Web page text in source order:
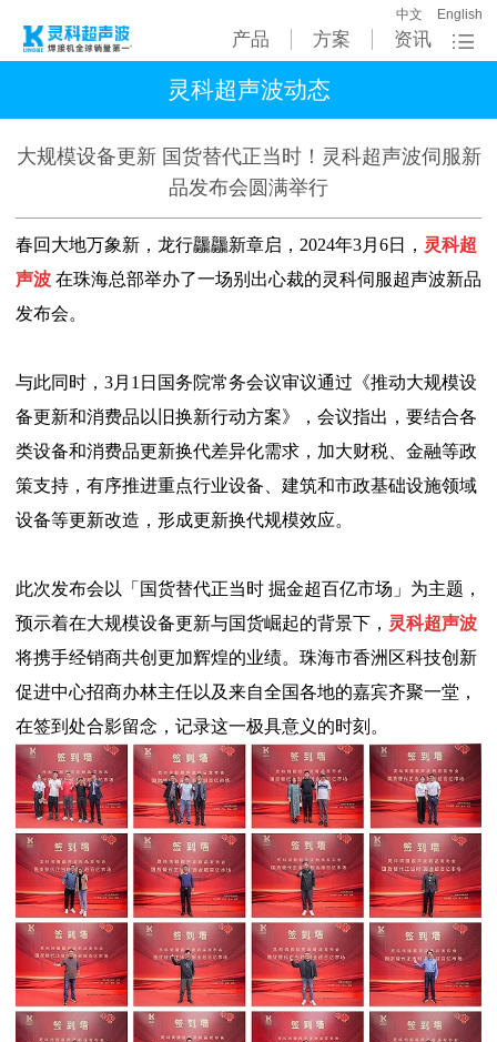
产品 方案 资讯
中文 English
灵科超声波动态
大规模设备更新 国货替代正当时！灵科超声波伺服新
品发布会圆满举行
春回大地万象新，龙行龘龘新章启，2024年3月6日， 灵科超
声波 在珠海总部举办了一场别出心裁的灵科伺服超声波新品
发布会。
与此同时，3月1日国务院常务会议审议通过《推动大规模设
备更新和消费品以旧换新行动方案》，会议指出，要结合各
类设备和消费品更新换代差异化需求，加大财税、金融等政
策支持，有序推进重点行业设备、建筑和市政基础设施领域
设备等更新改造，形成更新换代规模效应。
此次发布会以「国货替代正当时 掘金超百亿市场」为主题，
预示着在大规模设备更新与国货崛起的背景下， 灵科超声波
将携手经销商共创更加辉煌的业绩。珠海市香洲区科技创新
促进中心招商办林主任以及来自全国各地的嘉宾齐聚一堂，
在签到处合影留念，记录这一极具意义的时刻。